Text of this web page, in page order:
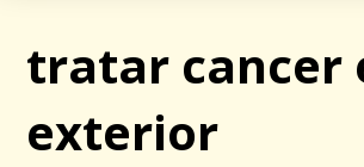
tratar cancer
exterior